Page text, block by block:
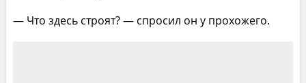
— Что здесь строят? — спросил он у прохожего.